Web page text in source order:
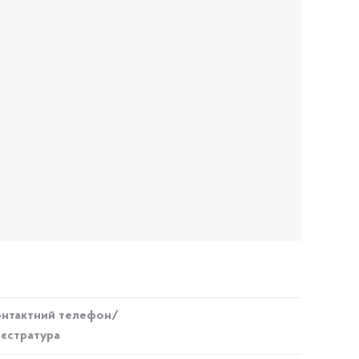
телефон/